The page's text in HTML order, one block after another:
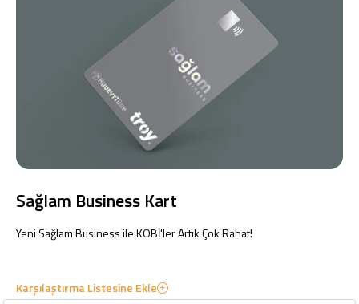
Sağlam Business Kart
Yeni Sağlam Business ile KOBİ'ler Artık Çok Rahat!
Karşılaştırma Listesine Ekle